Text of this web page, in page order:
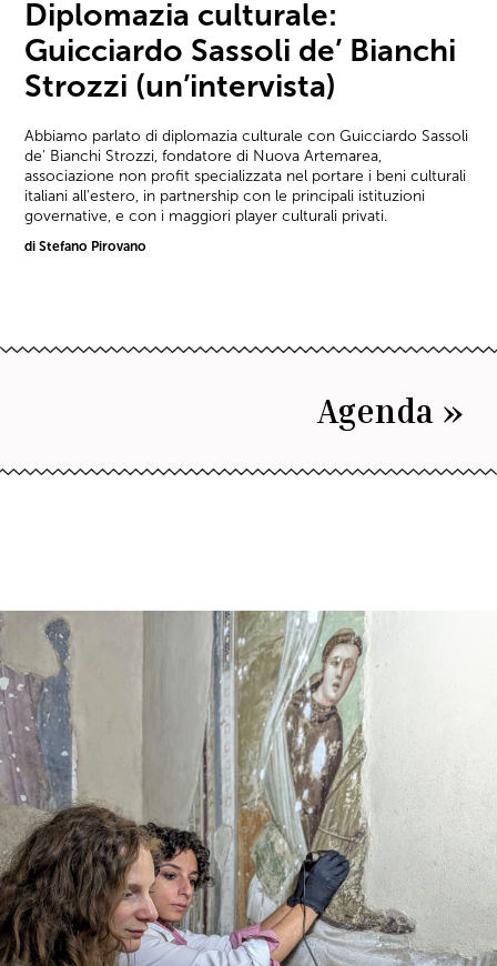
Diplomazia culturale:
Guicciardo Sassoli de’ Bianchi
Strozzi (un’intervista)
Abbiamo parlato di diplomazia culturale con Guicciardo Sassoli
de' Bianchi Strozzi, fondatore di Nuova Artemarea,
associazione non profit specializzata nel portare i beni culturali
italiani all'estero, in partnership con le principali istituzioni
governative, e con i maggiori player culturali privati.
di Stefano Pirovano
Agenda »